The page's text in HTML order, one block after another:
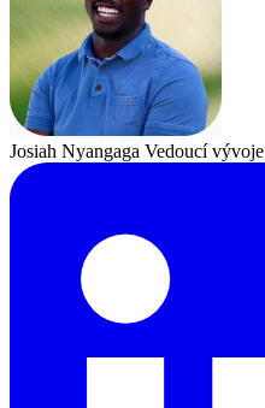
Josiah Nyangaga Vedoucí vývoje